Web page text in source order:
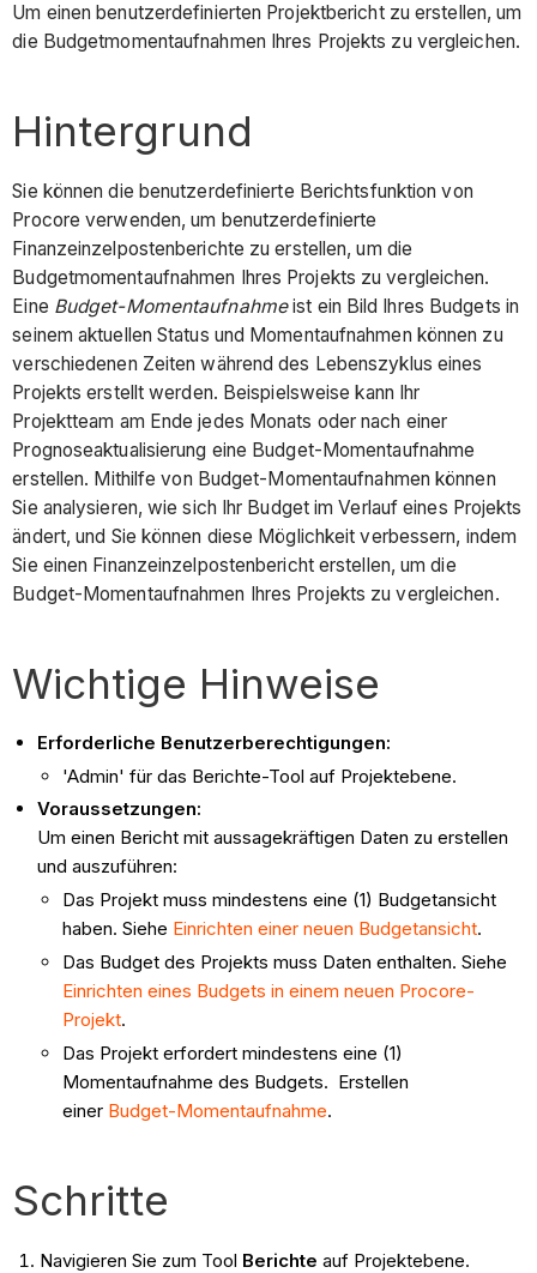
Um einen benutzerdefinierten Projektbericht zu erstellen, um
die Budgetmomentaufnahmen Ihres Projekts zu vergleichen.
Hintergrund
Sie können die benutzerdefinierte Berichtsfunktion von
Procore verwenden, um benutzerdefinierte
Finanzeinzelpostenberichte zu erstellen, um die
Budgetmomentaufnahmen Ihres Projekts zu vergleichen.
Eine Budget-Momentaufnahmeist ein Bild Ihres Budgets in
seinem aktuellen Status und Momentaufnahmen können zu
verschiedenen Zeiten während des Lebenszyklus eines
Projekts erstellt werden. Beispielsweise kann Ihr
Projektteam am Ende jedes Monats oder nach einer
Prognoseaktualisierung eine Budget-Momentaufnahme
erstellen. Mithilfe von Budget-Momentaufnahmen können
Sie analysieren, wie sich Ihr Budget im Verlauf eines Projekts
ändert, und Sie können diese Möglichkeit verbessern, indem
Sie einen Finanzeinzelpostenbericht erstellen, um die
Budget-Momentaufnahmen Ihres Projekts zu vergleichen.
Wichtige Hinweise
Erforderliche Benutzerberechtigungen:
'Admin' für das Berichte-Tool auf Projektebene.
Voraussetzungen:
Um einen Bericht mit aussagekräftigen Daten zu erstellen
und auszuführen:
Das Projekt muss mindestens eine (1) Budgetansicht
haben. Siehe Einrichten einer neuen Budgetansicht.
Das Budget des Projekts muss Daten enthalten. Siehe
Einrichten eines Budgets in einem neuen Procore-
Projekt.
Das Projekt erfordert mindestens eine (1)
Momentaufnahme des Budgets. Erstellen
einer Budget-Momentaufnahme.
Schritte
Navigieren Sie zum Tool Berichte auf Projektebene.